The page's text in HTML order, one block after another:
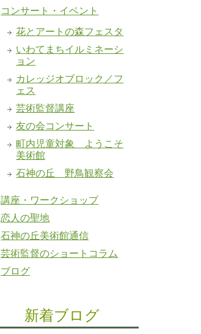
コンサート・イベント
花とアートの森フェスタ
いわてまちイルミネーシ
ョン
カレッジオブロック／フ
ェス
芸術監督講座
友の会コンサート
町内児童対象 ようこそ
美術館
石神の丘 野鳥観察会
講座・ワークショップ
恋人の聖地
石神の丘美術館通信
芸術監督のショートコラム
ブログ
新着ブログ